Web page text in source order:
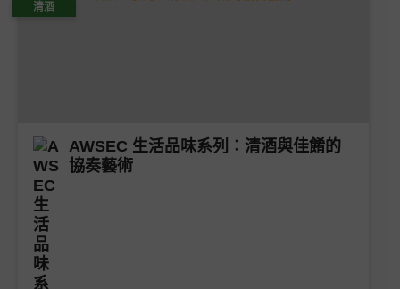
清酒
AWSEC 生活品味系列：清酒與佳餚的
協奏藝術